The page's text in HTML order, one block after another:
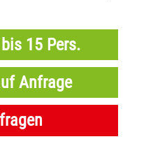
15 Pers.
Anfrage